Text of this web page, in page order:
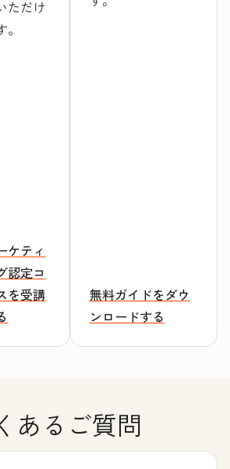
ただけ
。
ケティ
認定コ
を受講
無料ガイドをダウ
ンロードする
あるご質問